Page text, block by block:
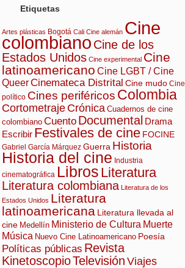
Etiquetas
Artes plásticas Bogotá Cali Cine alemán Cine
colombiano Cine de los
Estados Unidos Cine experimental Cine
latinoamericano Cine LGBT / Cine
QueerCinemateca Distrital Cine mudo Cine
político Cines periféricos Colombia
Cortometraje Crónica Cuadernos de cine
colombiano Cuento Documental Drama
Escribir Festivales de cine FOCINE
Gabriel García Márquez Guerra Historia
Historia del cine Industria
cinematográfica Libros Literatura
Literatura colombiana Literatura de los
Estados Unidos Literatura
latinoamericana Literatura llevada al
cine Medellín Ministerio de Cultura Muerte
Música Nuevo Cine Latinoamericano Poesía
Políticas públicas Revista
KinetoscopioTelevisiónViajes